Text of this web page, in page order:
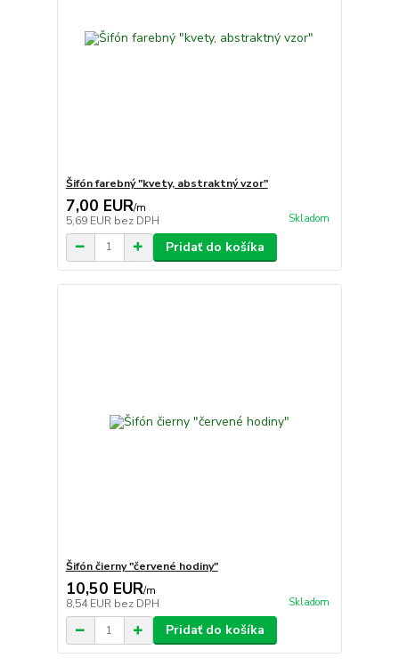
Šifón farebný "kvety, abstraktný vzor"
7,00 EUR/m
5,69 EUR bez DPH Skladom
Pridať do košíka
Šifón čierny "červené hodiny"
10,50 EUR/m
8,54 EUR bez DPH Skladom
Pridať do košíka